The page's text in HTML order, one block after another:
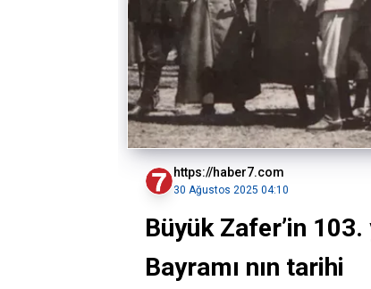
https://haber7.com
30 Ağustos 2025 04:10
Büyük Zafer’in
Bayramı nın tarihi